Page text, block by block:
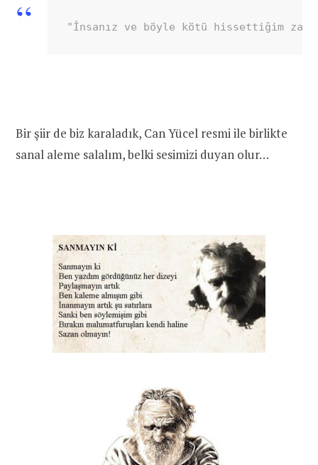
"İnsanız ve böyle kötü hissettiğim
Bir şiir de biz karaladık, Can Yücel resmi ile birlikte
sanal aleme salalım, belki sesimizi duyan olur…